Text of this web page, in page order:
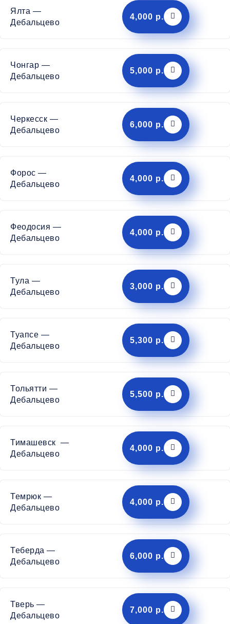
Ялта —
Дебальцево
4,000 р.
Чонгар —
Дебальцево
5,000 р.
Черкесск —
Дебальцево
6,000 р.
Форос —
Дебальцево
4,000 р.
Феодосия —
Дебальцево
4,000 р.
Тула —
Дебальцево
3,000 р.
Туапсе —
Дебальцево
5,300 р.
Тольятти —
Дебальцево
5,500 р.
Тимашевск —
Дебальцево
4,000 р.
Темрюк —
Дебальцево
4,000 р.
Теберда —
Дебальцево
6,000 р.
Тверь —
Дебальцево
7,000 р.